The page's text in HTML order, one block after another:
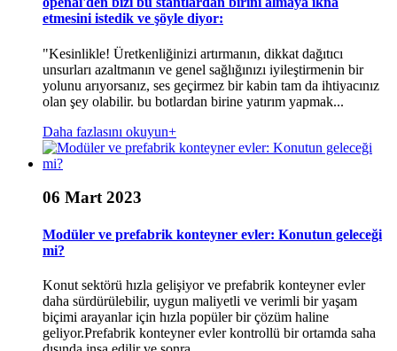
etmesini istedik ve şöyle diyor:
"Kesinlikle! Üretkenliğinizi artırmanın, dikkat dağıtıcı
unsurları azaltmanın ve genel sağlığınızı iyileştirmenin bir
yolunu arıyorsanız, ses geçirmez bir kabin tam da ihtiyacınız
olan şey olabilir. bu botlardan birine yatırım yapmak...
Daha fazlasını okuyun+
06 Mart 2023
Modüler ve prefabrik konteyner evler: Konutun geleceği
mi?
Konut sektörü hızla gelişiyor ve prefabrik konteyner evler
daha sürdürülebilir, uygun maliyetli ve verimli bir yaşam
biçimi arayanlar için hızla popüler bir çözüm haline
geliyor.Prefabrik konteyner evler kontrollü bir ortamda saha